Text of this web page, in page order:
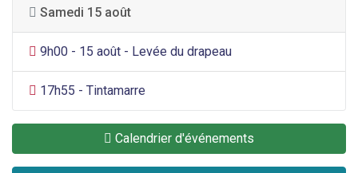
Samedi 15 août
Festivals et activités culturelles
9h00 - 15 août - Levée du drapeau
Festivals et activités culturelles
17h55 - Tintamarre
Calendrier d'événements